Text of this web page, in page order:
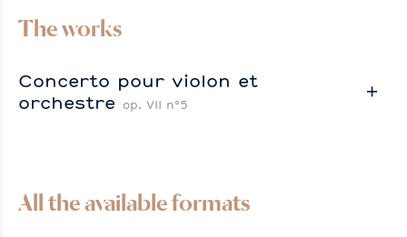
The works
Concerto pour violon et
orchestre op. VII n°5
All the available formats